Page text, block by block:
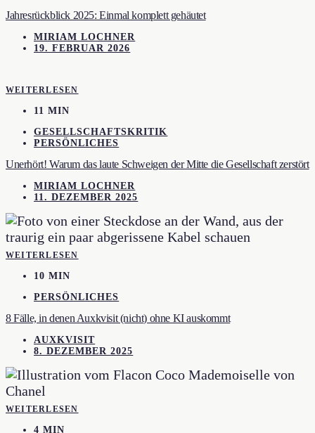
Jahresrückblick 2025: Einmal komplett gehäutet
MIRIAM LOCHNER
19. FEBRUAR 2026
WEITERLESEN
11 MIN
GESELLSCHAFTSKRITIK
PERSÖNLICHES
Unerhört! Warum das laute Schweigen der Mitte die Gesellschaft zerstört
MIRIAM LOCHNER
11. DEZEMBER 2025
WEITERLESEN
10 MIN
PERSÖNLICHES
8 Fälle, in denen Auxkvisit (nicht) ohne KI auskommt
AUXKVISIT
8. DEZEMBER 2025
WEITERLESEN
4 MIN